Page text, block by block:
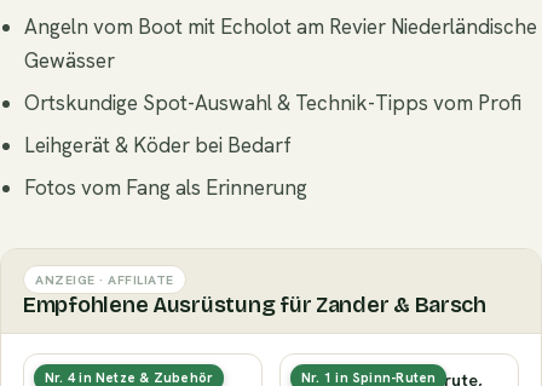
Angeln vom Boot mit Echolot am Revier Niederländische
Gewässer
Ortskundige Spot-Auswahl & Technik-Tipps vom Profi
Leihgerät & Köder bei Bedarf
Fotos vom Fang als Erinnerung
ANZEIGE · AFFILIATE
Empfohlene Ausrüstung für Zander & Barsch
Nr. 4 in Netze & Zubehör
Gummierter
Nr. 1 in Spinn-Ruten
Zanderrute (Spinnrute,